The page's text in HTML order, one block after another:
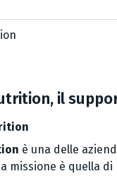
il
è una delle
missione è quella